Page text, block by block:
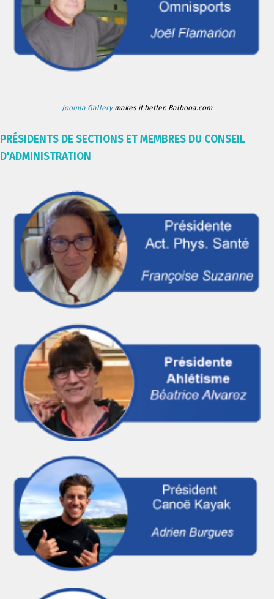
Joomla Gallerymakes it better. Balbooa.com
PRÉSIDENTS DE SECTIONS ET MEMBRES DU CONSEIL
D'ADMINISTRATION